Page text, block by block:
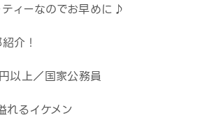
ィーなのでお早めに♪
介！
上／国家公務員
るイケメン